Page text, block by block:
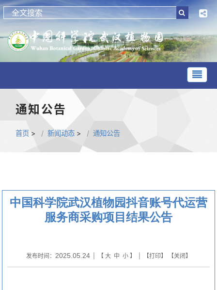
通知公告
首页 > 新闻动态 > 通知公告
中国科学院武汉植物园抖音账号代运营
服务商采购项目结果公告
发布时间： 2025.05.24| 【 大 中 小】 | 【打印】 【关闭】